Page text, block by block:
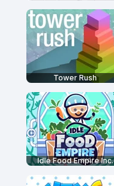
Tower Rush
Idle Food Empire Inc.